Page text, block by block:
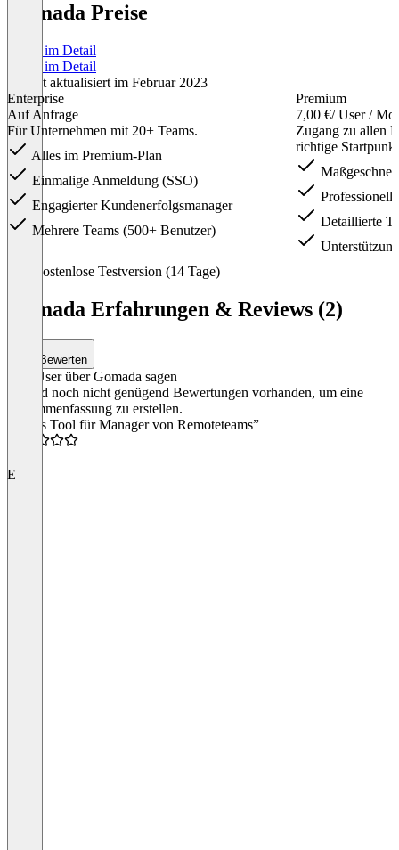
Gomada Preise
Preise im Detail
Preise im Detail
Zuletzt aktualisiert im Februar 2023
Enterprise
Auf Anfrage
Für Unternehmen mit 20+ Teams.
Alles im Premium-Plan
Einmalige Anmeldung (SSO)
Engagierter Kundenerfolgsmanager
Mehrere Teams (500+ Benutzer)
Premium
7,00 €/ User /
Zugang zu allen
richtige
Detaillierte
Kostenlose Testversion (14 Tage)
Gomada Erfahrungen & Reviews (2)
Bewerten
Was User über Gomada sagen
Es sind noch nicht genügend Bewertungen vorhanden, um eine
Zusammenfassung zu erstellen.
“Gutes Tool für Manager von Remoteteams”
E